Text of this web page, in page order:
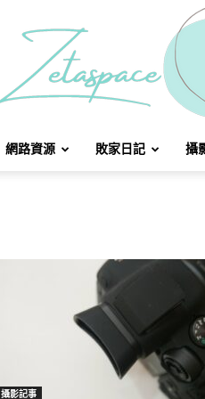
網路資源 敗家日記 攝
攝影記事